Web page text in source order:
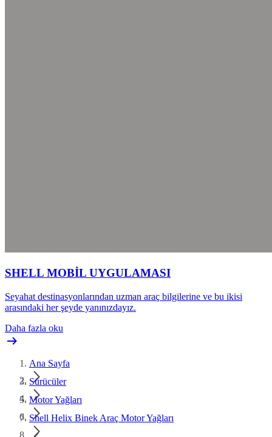
SHELL MOBİL UYGULAMASI
Seyahat destinasyonlarından uzman araç bilgilerine ve bu ikisi
arasındaki her şeyde yanınızdayız.
Daha fazla oku
Ana Sayfa
Sürücüler
Motor Yağları
Shell Helix Binek Araç Motor Yağları